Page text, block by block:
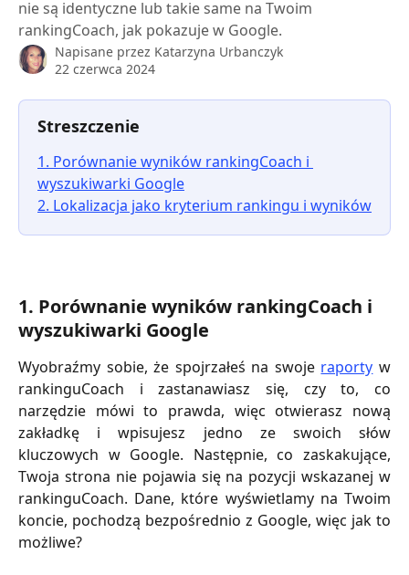
nie są identyczne lub takie same na Twoim
rankingCoach, jak pokazuje w Google.
Napisane przez Katarzyna Urbanczyk
22 czerwca 2024
Streszczenie
1. Porównanie wyników rankingCoach i
wyszukiwarki Google
2. Lokalizacja jako kryterium rankingu i wyników
1. Porównanie wyników rankingCoach i
wyszukiwarki Google
Wyobraźmy sobie, że spojrzałeś na swoje raporty w
rankinguCoach i zastanawiasz się, czy to, co
narzędzie mówi to prawda, więc otwierasz nową
zakładkę i wpisujesz jedno ze swoich słów
kluczowych w Google. Następnie, co zaskakujące,
Twoja strona nie pojawia się na pozycji wskazanej w
rankinguCoach. Dane, które wyświetlamy na Twoim
koncie, pochodzą bezpośrednio z Google, więc jak to
możliwe?